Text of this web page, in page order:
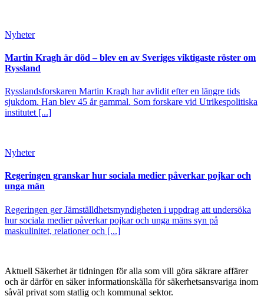
Nyheter
Martin Kragh är död – blev en av Sveriges viktigaste röster om
Ryssland
Rysslandsforskaren Martin Kragh har avlidit efter en längre tids
sjukdom. Han blev 45 år gammal. Som forskare vid Utrikespolitiska
institutet [...]
Nyheter
Regeringen granskar hur sociala medier påverkar pojkar och
unga män
Regeringen ger Jämställdhetsmyndigheten i uppdrag att undersöka
hur sociala medier påverkar pojkar och unga mäns syn på
maskulinitet, relationer och [...]
Aktuell Säkerhet är tidningen för alla som vill göra säkrare affärer
och är därför en säker informationskälla för säkerhets­ansvariga inom
såväl privat som statlig och kommunal sektor.